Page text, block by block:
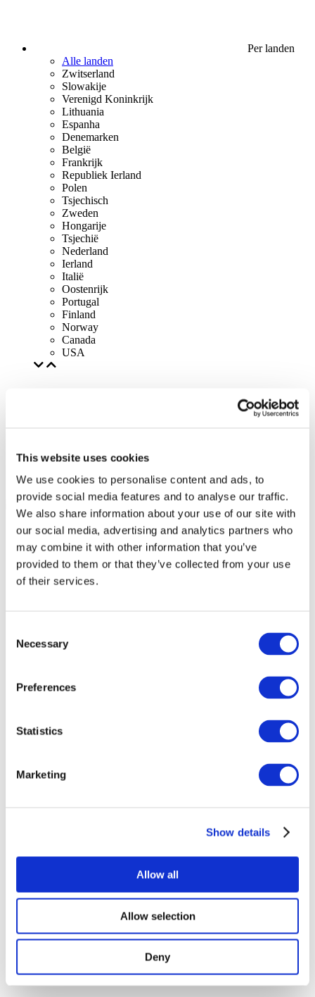
This website uses cookies
We use cookies to personalise content and ads, to
provide social media features and to analyse our traffic.
We also share information about your use of our site with
our social media, advertising and analytics partners who
may combine it with other information that you’ve
provided to them or that they’ve collected from your use
of their services.
Selection
Necessary
Preferences
Statistics
Marketing
Show details
Allow all
Allow selection
Deny
Per landen
Alle landen
Zwitserland
Slowakije
Verenigd Koninkrijk
Lithuania
Espanha
Denemarken
België
Frankrijk
Republiek Ierland
Polen
Tsjechisch
Zweden
Hongarije
Tsjechië
Nederland
Ierland
Italië
Oostenrijk
Portugal
Finland
Norway
Canada
USA
Alle
At vise